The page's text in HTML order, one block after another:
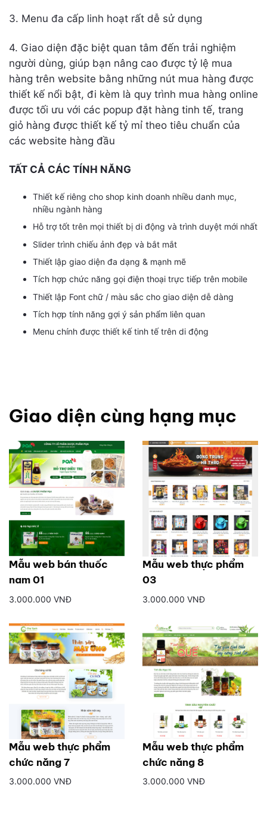
3. Menu đa cấp linh hoạt rất dễ sử dụng
4. Giao diện đặc biệt quan tâm đến trải nghiệm
người dùng, giúp bạn nâng cao được tỷ lệ mua
hàng trên website bằng những nút mua hàng được
thiết kế nổi bật, đi kèm là quy trình mua hàng online
được tối ưu với các popup đặt hàng tinh tế, trang
giỏ hàng được thiết kế tỷ mỉ theo tiêu chuẩn của
các website hàng đầu
TẤT CẢ CÁC TÍNH NĂNG
Thiết kế riêng cho shop kinh doanh nhiều danh mục,
nhiều ngành hàng
Hỗ trợ tốt trên mọi thiết bị di động và trình duyệt mới nhất
Slider trình chiếu ảnh đẹp và bắt mắt
Thiết lập giao diện đa dạng & mạnh mẽ
Tích hợp chức năng gọi điện thoại trực tiếp trên mobile
Thiết lập Font chữ / màu sắc cho giao diện dễ dàng
Tích hợp tính năng gợi ý sản phẩm liên quan
Menu chính được thiết kế tinh tế trên di động
Giao diện cùng hạng mục
Mẫu web bán thuốc
nam 01
3.000.000 VNĐ
Mẫu web thực phẩm
03
3.000.000 VNĐ
Mẫu web thực phẩm
chức năng 7
3.000.000 VNĐ
Mẫu web thực phẩm
chức năng 8
3.000.000 VNĐ